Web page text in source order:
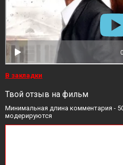
В закладки
Твой отзыв на фильм
Минимальная длина комментария -
модерируются